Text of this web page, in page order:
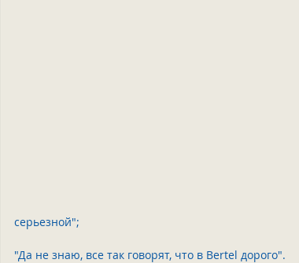
серьезной";
"Да не знаю, все так говорят, что в Bertel дорого".